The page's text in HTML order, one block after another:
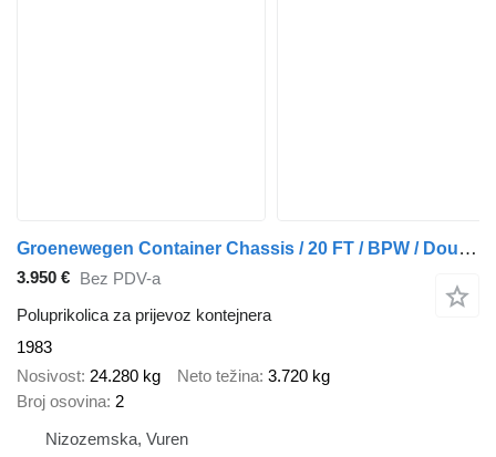
Groenewegen Container Chassis / 20 FT / BPW / Double Tyres
3.950 € Bez PDV-a
Poluprikolica za prijevoz kontejnera
1983
Nosivost 24.280 kg Neto težina 3.720 kg
Broj osovina 2
Nizozemska, Vuren